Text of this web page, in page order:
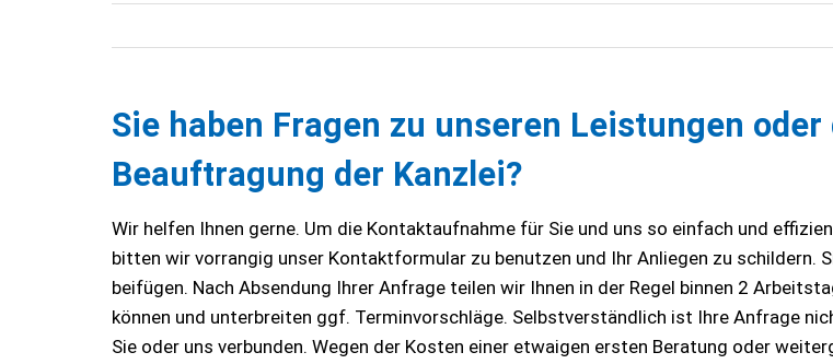
Sie haben Fragen zu unseren Leistungen oder
Beauftragung der Kanzlei?
Wir helfen Ihnen gerne. Um die Kontaktaufnahme für Sie und uns so einfach und
bitten wir vorrangig unser Kontaktformular zu benutzen und Ihr Anliegen zu schildern.
beifügen. Nach Absendung Ihrer Anfrage teilen wir Ihnen in der Regel binnen 2
können und unterbreiten ggf. Terminvorschläge. Selbstverständlich ist Ihre Anfrage
Sie oder uns verbunden. Wegen der Kosten einer etwaigen ersten Beratung oder